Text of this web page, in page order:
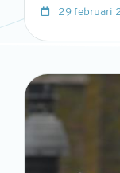
29 februari